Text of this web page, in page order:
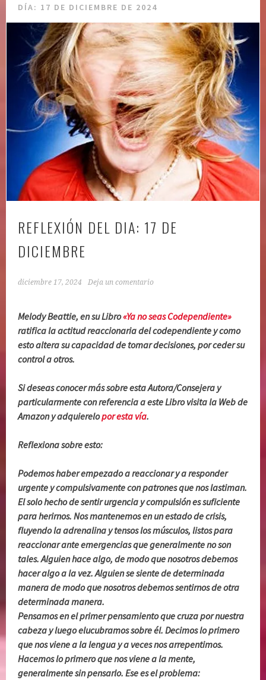
DÍA: 17 DE DICIEMBRE DE 2024
REFLEXIÓN DEL DIA: 17 DE
DICIEMBRE
diciembre 17, 2024 Deja un comentario
Melody Beattie, en su Libro«Ya no seas Codependiente»
ratifica la actitud reaccionaria del codependiente y como
esto altera su capacidad de tomar decisiones, por ceder su
control a otros.
Si deseas conocer más sobre esta Autora/Consejera y
particularmente con referencia a este Libro visita la Web de
Amazon y adquierelopor esta vía.
Reflexiona sobre esto:
Podemos haber empezado a reaccionar y a responder
urgente y compulsivamente con patrones que nos lastiman.
El solo hecho de sentir urgencia y compulsión es suficiente
para herirnos. Nos mantenemos en un estado de crisis,
fluyendo la adrenalina y tensos los músculos, listos para
reaccionar ante emergencias que generalmente no son
tales. Alguien hace algo, de modo que nosotros debemos
hacer algo a la vez. Alguien se siente de determinada
manera de modo que nosotros debemos sentirnos de otra
determinada manera.
Pensamos en el primer pensamiento que cruza por nuestra
cabeza y luego elucubramos sobre él. Decimos lo primero
que nos viene a la lengua y a veces nos arrepentimos.
Hacemos lo primero que nos viene a la mente,
generalmente sin pensarlo. Ese es el problema: